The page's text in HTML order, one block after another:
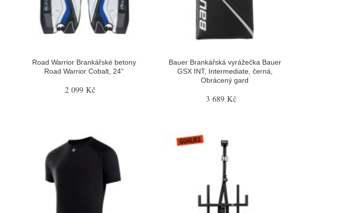
Road Warrior Brankářské betony
Road Warrior Cobalt, 24"
2 099 Kč
Bauer Brankářská vyrážečka Bauer
GSX INT, Intermediate, černá,
Obrácený gard
3 689 Kč